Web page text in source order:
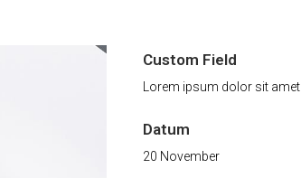
Custom Field
Lorem ipsum dolor sit amet
Datum
20 November